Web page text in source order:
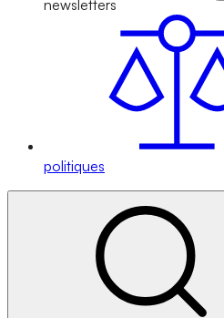
newsletters
politiques